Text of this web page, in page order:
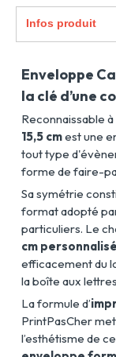
Infos produit
Enveloppe
la clé d’une
Reconnaissable
15,5 cmest une
tout type
forme de faire-
Sa symétrie
format adopté
particuliers. Le
cm
efficacement du
la boîte aux
La formule d’
PrintPasCher
l’esthétisme de